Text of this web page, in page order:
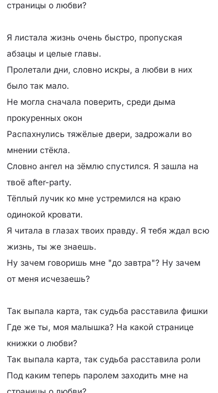
страницы о любви?
Я листала жизнь очень быстро, пропуская
абзацы и целые главы.
Пролетали дни, словно искры, а любви в них
было так мало.
Не могла сначала поверить, среди дыма
прокуренных окон
Распахнулись тяжёлые двери, задрожали во
мнении стёкла.
Словно ангел на зёмлю спустился. Я зашла на
твоё after-party.
Тёплый лучик ко мне устремился на краю
одинокой кровати.
Я читала в глазах твоих правду. Я тебя ждал всю
жизнь, ты же знаешь.
Ну зачем говоришь мне "до завтра"? Ну зачем
от меня исчезаешь?
Так выпала карта, так судьба расставила фишки
Где же ты, моя малышка? На какой странице
книжки о любви?
Так выпала карта, так судьба расставила роли
Под каким теперь паролем заходить мне на